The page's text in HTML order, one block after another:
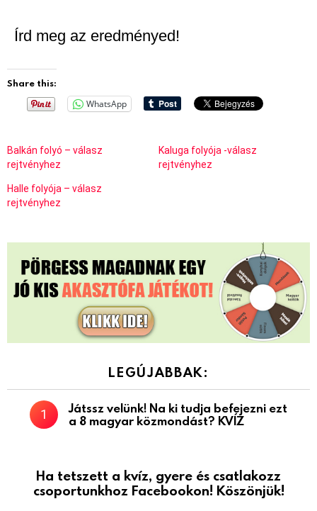
Írd meg az eredményed!
Share this:
WhatsApp
Balkán folyó – válasz
rejtvényhez
Kaluga folyója -válasz
rejtvényhez
Halle folyója – válasz
rejtvényhez
LEGÚJABBAK:
Játssz velünk! Na ki tudja befejezni ezt
a 8 magyar közmondást? KVÍZ
Ha tetszett a kvíz, gyere és csatlakozz
csoportunkhoz Facebookon! Köszönjük!